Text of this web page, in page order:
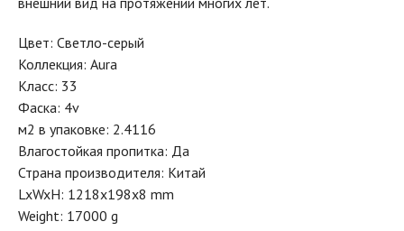
Цвет: Светло-серый
Коллекция: Aura
Класс: 33
Фаска: 4v
м2 в упаковке: 2.4116
Влагостойкая пропитка: Да
Страна производителя: Китай
LxWxH: 1218x198x8 mm
Weight: 17000 g